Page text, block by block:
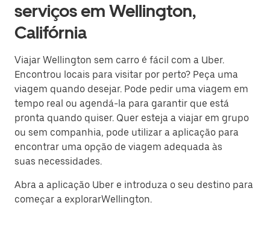
serviços em Wellington,
Califórnia
Viajar Wellington sem carro é fácil com a Uber.
Encontrou locais para visitar por perto? Peça uma
viagem quando desejar. Pode pedir uma viagem em
tempo real ou agendá-la para garantir que está
pronta quando quiser. Quer esteja a viajar em grupo
ou sem companhia, pode utilizar a aplicação para
encontrar uma opção de viagem adequada às
suas necessidades.
Abra a aplicação Uber e introduza o seu destino para
começar a explorarWellington.